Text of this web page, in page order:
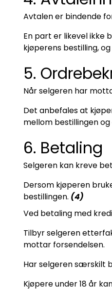
Avtalen er bindende
En part er likevel ikke
kjøperens bestilling,
5.
Når selgeren har
Det anbefales at
mellom bestillingen
6. Betaling
Selgeren kan kreve
Dersom kjøperen
bestillingen. (4)
Ved betaling med
Tilbyr selgeren
mottar forsendelsen.
Har selgeren særskilt
Kjøpere under 18 år